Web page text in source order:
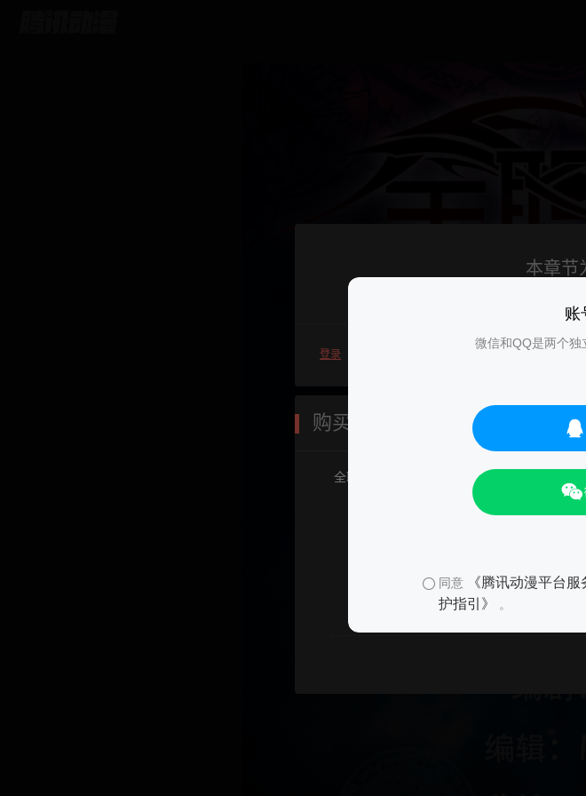
账
微信和QQ是两个独
同意 《腾讯动漫平台服
护指引》
。